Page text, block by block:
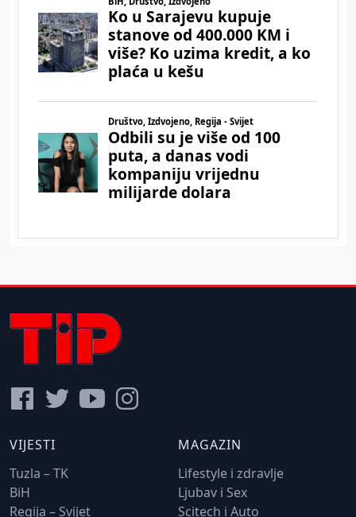
VIJESTI
Tuzla – TK
BiH
Regija – Svijet
MAGAZIN
Lifestyle i zdravlje
Ljubav i Sex
Scitech i Auto